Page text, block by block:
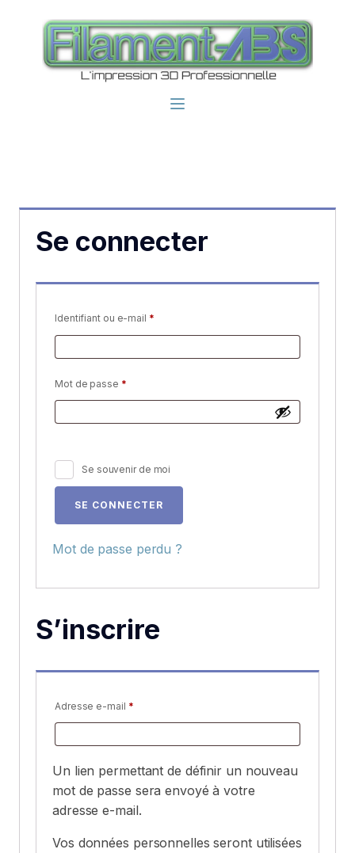
Se connecter
Identifiant ou e-mail *Obligatoire
Mot de passe *Obligatoire
Se souvenir de moi
SE CONNECTER
Mot de passe perdu ?
S’inscrire
Adresse e-mail *Obligatoire
Un lien permettant de définir un nouveau
mot de passe sera envoyé à votre
adresse e-mail.
Vos données personnelles seront utilisées